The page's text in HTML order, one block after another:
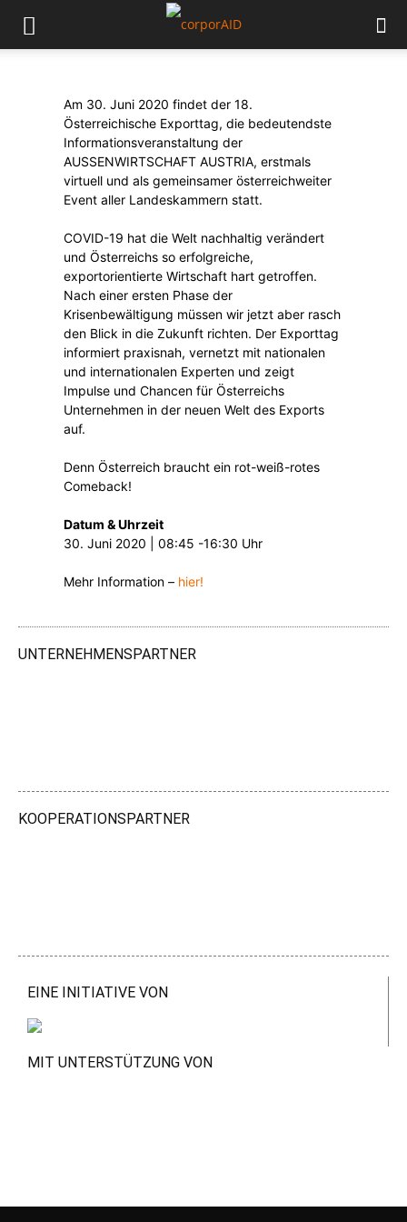
Am 30. Juni 2020 findet der 18.
Österreichische Exporttag, die bedeutendste
Informationsveranstaltung der
AUSSENWIRTSCHAFT AUSTRIA, erstmals
virtuell und als gemeinsamer österreichweiter
Event aller Landeskammern statt.
COVID-19 hat die Welt nachhaltig verändert
und Österreichs so erfolgreiche,
exportorientierte Wirtschaft hart getroffen.
Nach einer ersten Phase der
Krisenbewältigung müssen wir jetzt aber rasch
den Blick in die Zukunft richten. Der Exporttag
informiert praxisnah, vernetzt mit nationalen
und internationalen Experten und zeigt
Impulse und Chancen für Österreichs
Unternehmen in der neuen Welt des Exports
auf.
Denn Österreich braucht ein rot-weiß-rotes
Comeback!
Datum & Uhrzeit
30. Juni 2020 | 08:45 -16:30 Uhr
Mehr Information – hier!
UNTERNEHMENSPARTNER
KOOPERATIONSPARTNER
EINE INITIATIVE VON
MIT UNTERSTÜTZUNG VON